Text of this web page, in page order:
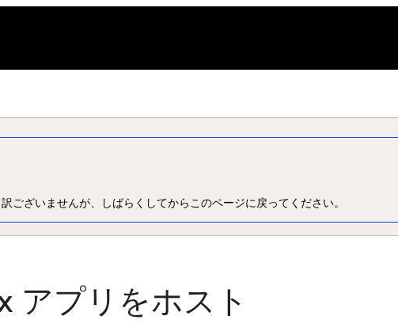
ざいませんが、しばらくしてからこのページに戻ってください。
アプリをホスト